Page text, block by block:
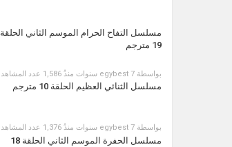
مسلسل التفاح الحرام الموسم الثاني الحلقة
19 مترجم
بواسطة egybest 7 سنوات منذُ 1,586 عدد المشاهدات
مسلسل الثنائي العظيم الحلقة 10 مترجم
بواسطة egybest 7 سنوات منذُ 1,376 عدد المشاهدات
مسلسل الحفرة الموسم الثاني الحلقة 18